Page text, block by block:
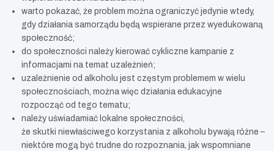
warto pokazać, że problem można ograniczyć jedynie wtedy,
gdy działania samorządu będą wspierane przez wyedukowaną
społeczność;
do społeczności należy kierować cykliczne kampanie z
informacjami na temat uzależnień;
uzależnienie od alkoholu jest częstym problemem w wielu
społecznościach, można więc działania edukacyjne
rozpocząć od tego tematu;
należy uświadamiać lokalne społeczności,
że skutki niewłaściwego korzystania z alkoholu bywają różne –
niektóre mogą być trudne do rozpoznania, jak wspomniane